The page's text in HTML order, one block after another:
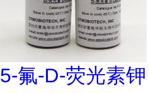
5-氟-D-荧光素钾